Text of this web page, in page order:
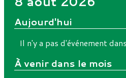
Aujourd'hui
Il n'y a pas d'événement
À venir dans le mois